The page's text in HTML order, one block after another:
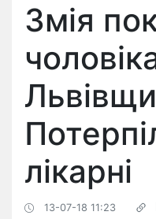
Змія
лікарні
13-07-18 11:23